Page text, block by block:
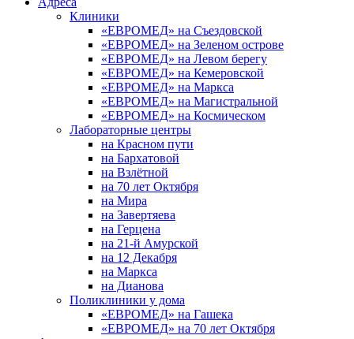
Клиники
«ЕВРОМЕД» на Съездовской
«ЕВРОМЕД» на Зеленом острове
«ЕВРОМЕД» на Левом берегу
«ЕВРОМЕД» на Кемеровской
«ЕВРОМЕД» на Маркса
«ЕВРОМЕД» на Магистральной
«ЕВРОМЕД» на Космическом
Лабораторные центры
на Красном пути
на Бархатовой
на Взлётной
на 70 лет Октября
на Мира
на Завертяева
на Герцена
на 21-й Амурской
на 12 Декабря
на Маркса
на Дианова
Поликлиники у дома
«ЕВРОМЕД» на Гашека
«ЕВРОМЕД» на 70 лет Октября